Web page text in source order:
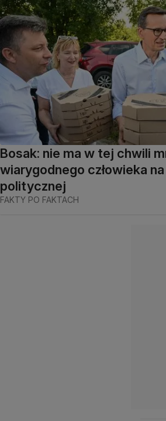
Bosak: nie ma w tej chwili
wiarygodnego człowieka
politycznej
FAKTY PO FAKTACH